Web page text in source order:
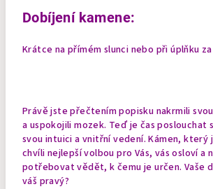
Dobíjení kamene:
Krátce na přímém slunci nebo při úplňku
Právě jste přečtením popisku nakrmili
a uspokojili mozek. Teď je čas poslouchat
svou intuici a vnitřní vedení. Kámen,
chvíli nejlepší volbou pro Vás, vás osloví a
potřebovat vědět, k čemu je určen. Vaše
váš pravý?